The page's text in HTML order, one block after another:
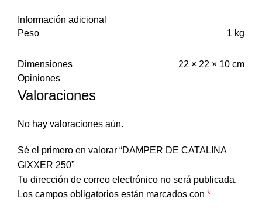
Información adicional
Peso
1 kg
Dimensiones
22 × 22 × 10 cm
Opiniones
Valoraciones
No hay valoraciones aún.
Sé el primero en valorar “DAMPER DE CATALINA
GIXXER 250”
Tu dirección de correo electrónico no será publicada.
Los campos obligatorios están marcados con *